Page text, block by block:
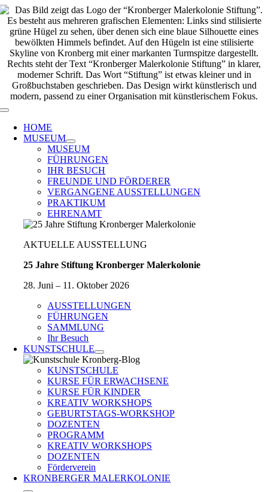
Zum
Inhalt
springen
Toggle
Navigation
HOME
MUSEUM
MUSEUM
FÜHRUNGEN
IHR BESUCH
FREUNDE UND FÖRDERER
VERGANGENE AUSSTELLUNGEN
PRAKTIKUM
EHRENAMT
AKTUELLE AUSSTELLUNG
25 Jahre Stiftung Kronberger Malerkolonie
28. Juni – 11. Oktober 2026
AUSSTELLUNGEN
FÜHRUNGEN
SAMMLUNG
Ihr Besuch
KUNSTSCHULE
KUNSTSCHULE
KURSE FÜR ERWACHSENE
KURSE FÜR KINDER
KREATIV WORKSHOPS
GEBURTSTAGS-WORKSHOP
DOZENTEN
PROGRAMM
KREATIV WORKSHOPS
DOZENTEN
Förderverein
KRONBERGER MALERKOLONIE